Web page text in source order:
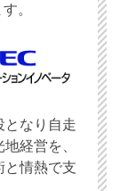
。
となり自走
経営を、
と情熱で支